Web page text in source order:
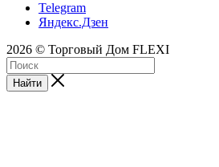
Telegram
Яндекс.Дзен
2026 © Торговый Дом FLEXI
Найти